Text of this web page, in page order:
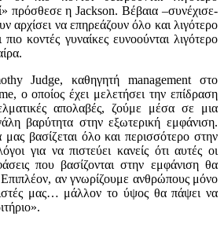
πρόσθεσε η Jackson. Βέβαια –συνέχισε-
αρχίσει να επηρεάζουν όλο και λιγότερο
κοντές γυναίκες ευνοούνται λιγότερο
Judge, καθηγητή management στο
ο οποίος έχει μελετήσει την επίδραση
απολαβές, ζούμε μέσα σε μια
βαρύτητα στην εξωτερική εμφάνιση.
βασίζεται όλο και περισσότερο στην
για να πιστεύει κανείς ότι αυτές οι
που βασίζονται στην εμφάνιση θα
αν γνωρίζουμε ανθρώπους μόνο
μας… μάλλον το ύψος θα πάψει να